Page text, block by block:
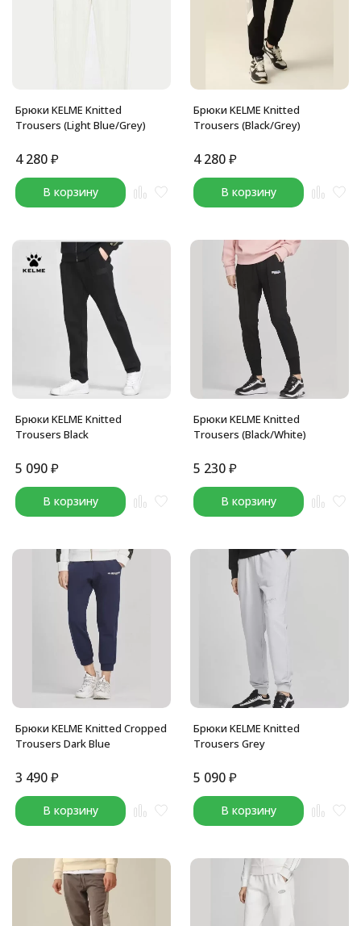
Брюки KELME Knitted
Trousers (Light Blue/Grey)
4 280₽
В корзину
Брюки KELME Knitted
Trousers (Black/Grey)
4 280₽
В корзину
Брюки KELME Knitted
Trousers Black
5 090₽
В корзину
Брюки KELME Knitted
Trousers (Black/White)
5 230₽
В корзину
Брюки KELME Knitted Cropped
Trousers Dark Blue
3 490₽
В корзину
Брюки KELME Knitted
Trousers Grey
5 090₽
В корзину